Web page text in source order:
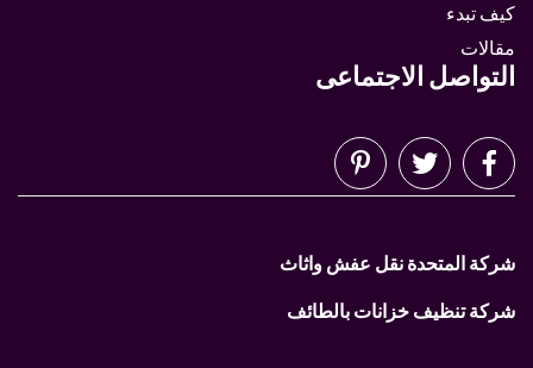
كيف تبدء
مقالات
التواصل الاجتماعى
شركة المتحدة نقل عفش واثاث
شركة تنظيف خزانات بالطائف